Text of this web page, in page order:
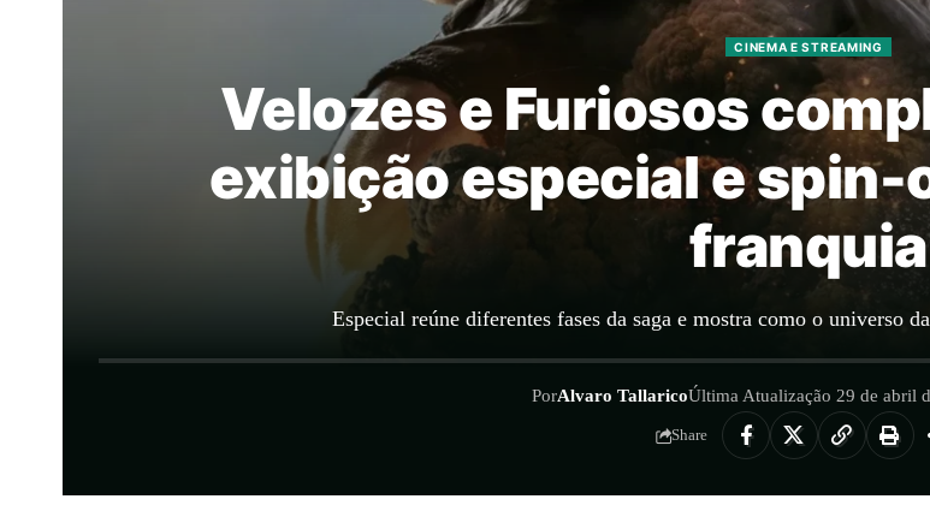
CINEMA E STREAMING
Velozes e Furiosos
exibição especial e spin-
franquia
Especial reúne diferentes fases da saga e mostra como o universo
PorAlvaro TallaricoÚltima Atualização 29 de abril
Share